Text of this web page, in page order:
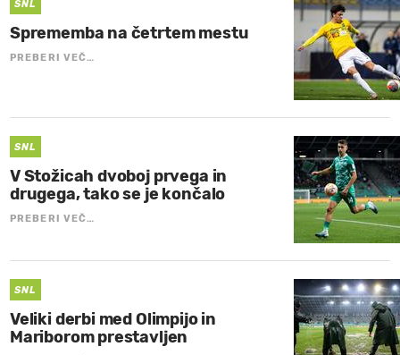
SNL
Sprememba na četrtem mestu
PREBERI VEČ…
SNL
V Stožicah dvoboj prvega in
drugega, tako se je končalo
PREBERI VEČ…
SNL
Veliki derbi med Olimpijo in
Mariborom prestavljen